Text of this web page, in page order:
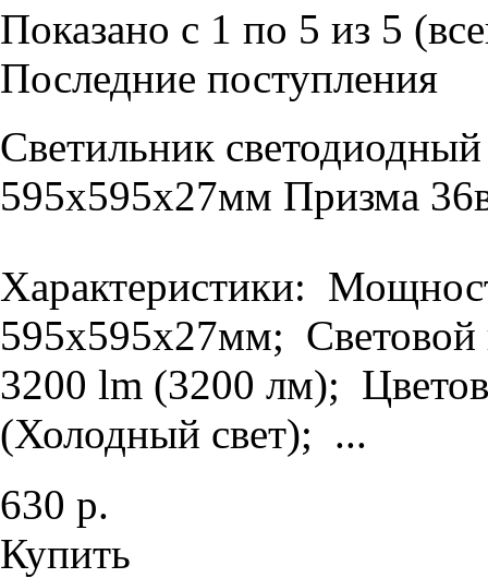
Показано с 1 по 5 из 5
Последние поступления
Светильник
595х595х27мм Призма
Характеристики:
595х595х27мм; Световой
3200 lm (3200 лм);
(Холодный свет); ...
630 р.
Купить